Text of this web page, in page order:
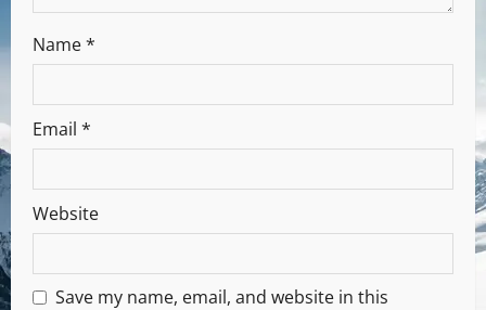
Name*
Email *
Website
Save my name, email, and website in this